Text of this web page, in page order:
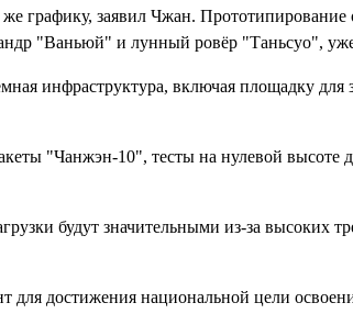
графику, заявил Чжан. Прототипирование
"Ваньюй" и лунный ровёр "Таньсуо",
инфраструктура, включая площадку для
"Чанжэн-10", тесты на нулевой высоте
будут значительными из-за высоких
для достижения национальной цели